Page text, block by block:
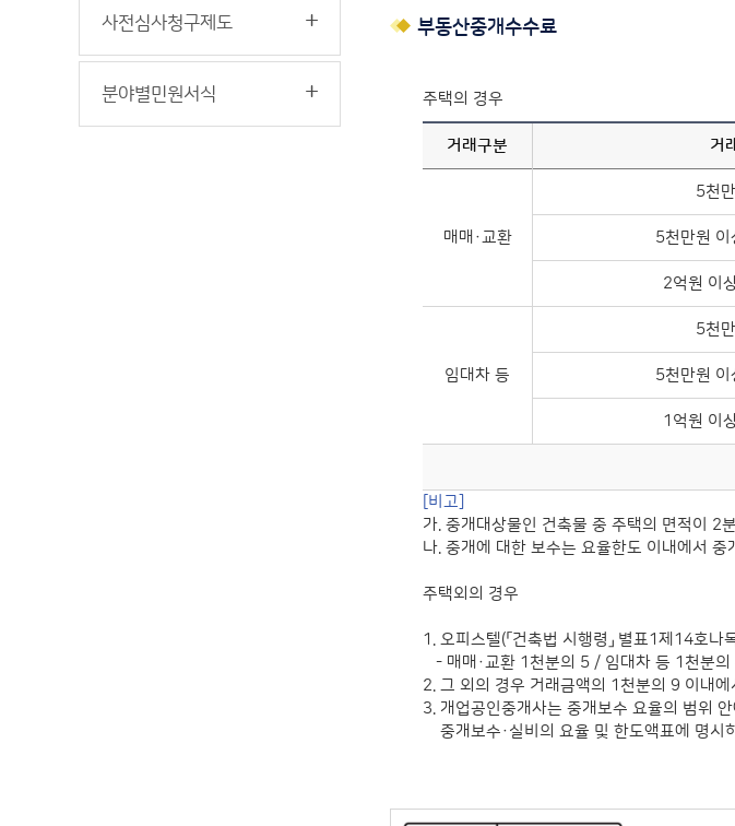
사전심사청구제도
분야별민원서식
부동산중개수수료
주택의 경우
거래구분 거
매매·교환
5천
5천만원
2억원 이
임대차 등
5천
5천만원
1억원 이
[비고]
가. 중개대상물인 건축물 중 주택의 면적이 2
나. 중개에 대한 보수는 요율한도 이내에서
주택외의 경우
1. 오피스텔(「건축법 시행령」 별표1제14호
- 매매·교환 1천분의 5 / 임대차 등 1천분의
2. 그 외의 경우 거래금액의 1천분의 9 이내
3. 개업공인중개사는 중개보수 요율의 범위
중개보수·실비의 요율 및 한도액표에 명시